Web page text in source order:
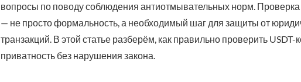
вопросы по поводу соблюдения антиотмывательных норм.
— не просто формальность, а необходимый шаг для защиты от
транзакций. В этой статье разберём, как правильно проверить
приватность без нарушения закона.